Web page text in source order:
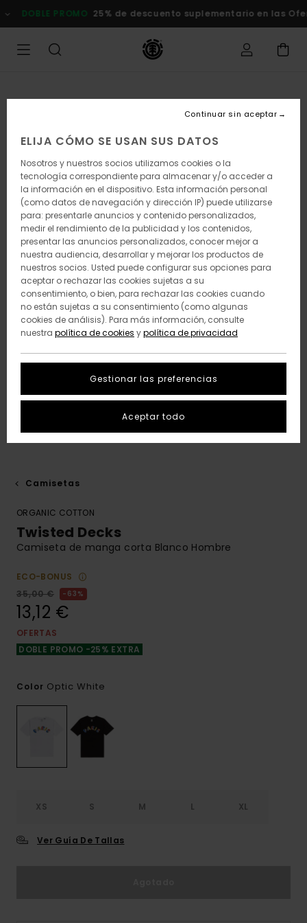
a
la
DOBLE PROMO 25% de descuento suplementario en las
Camisetas
ORGANIC COTTON
Twisted Decks
Camiseta de manga corta Blanco Hombre
ECO-BONUS
35,00 €
63%
13,12 €
OFERTAS
DOBLE PROMO -25% EXTRA
Color Optic White
XS S M L XL
Ver Guía De Tallas
ELIJA CÓMO SE USAN SUS DATOS
Nosotros y nuestros socios utilizamos cookies o la
tecnología correspondiente para almacenar y/o acceder a
la información en el dispositivo. Esta información personal
(como datos de navegación y dirección IP) puede utilizarse
para: presentarle anuncios y contenido personalizados,
medir el rendimiento de la publicidad y los contenidos,
presentar las anuncios personalizados, conocer mejor a
nuestra audiencia, desarrollar y mejorar los productos de
nuestros socios. Usted puede configurar sus opciones para
aceptar o rechazar las cookies sujetas a su
consentimiento, o bien, para rechazar las cookies cuando
no están sujetas a su consentimiento (como algunas
cookies de análisis). Para más información, consulte
nuestra política de cookies ypolítica de privacidad
Gestionar las preferencias
Continuar sin aceptar
Aceptar todo